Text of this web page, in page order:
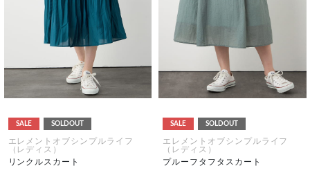
SALE SOLDOUT
エレメントオブシンプルライフ
（レディス）
リンクルスカート
SALE SOLDOUT
エレメントオブシンプルライフ
（レディス）
プルーフタフタスカート